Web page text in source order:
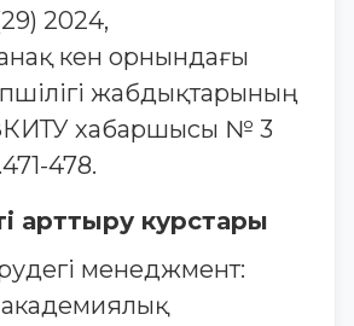
2024,
кен орнындағы
жабдықтарының
хабаршысы № 3
478.
арттыру курстары
менеджмент: